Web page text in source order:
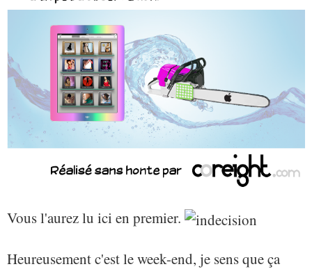
Vous l'aurez lu ici en premier.
Heureusement c'est le week-end, je sens que ça